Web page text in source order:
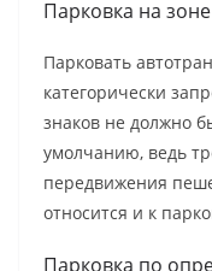
Парковка на
Парковать
категорически
знаков не должно
умолчанию, ведь
передвижения
относится и к
Парковка по